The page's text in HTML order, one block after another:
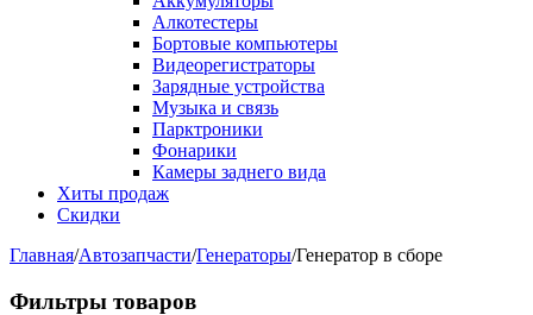
Алкотестеры
Бортовые компьютеры
Видеорегистраторы
Зарядные устройства
Музыка и связь
Парктроники
Фонарики
Камеры заднего вида
Хиты продаж
Скидки
Главная/Автозапчасти/Генераторы/Генератор в сборе
Фильтры товаров